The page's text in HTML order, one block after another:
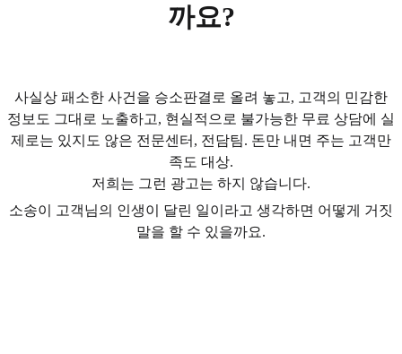
까요?
사실상 패소한 사건을 승소판결로 올려 놓고, 고객의 민감한
정보도 그대로 노출하고, 현실적으로 불가능한 무료 상담에 실
제로는 있지도 않은 전문센터, 전담팀. 돈만 내면 주는 고객만
족도 대상.
저희는 그런 광고는 하지 않습니다.
소송이 고객님의 인생이 달린 일이라고 생각하면 어떻게 거짓
말을 할 수 있을까요.